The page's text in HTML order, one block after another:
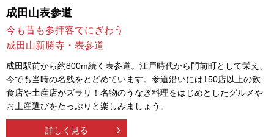
成田山表参道
今も昔も参拝客でにぎわう
成田山新勝寺・表参道
成田駅前から約800m続く表参道。江戸時代から門前町として栄え、
今でも当時の名残をとどめています。参道沿いには150店以上の飲
食店や土産店がズラリ！名物のうなぎ料理をはじめとしたグルメや
お土産選びをたっぷりと楽しみましょう。
詳しく見る